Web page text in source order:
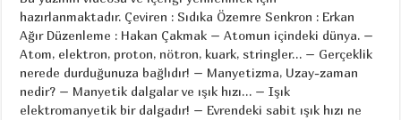
hazırlanmaktadır. Çeviren : Sıdıka Özemre Senkron : Erkan
Ağır Düzenleme : Hakan Çakmak – Atomun içindeki dünya. –
Atom, elektron, proton, nötron, kuark, stringler… – Gerçeklik
nerede durduğunuza bağlıdır! – Manyetizma, Uzay-zaman
nedir? – Manyetik dalgalar ve ışık hızı… – Işık
elektromanyetik bir dalgadır! – Evrendeki sabit ışık hızı ne